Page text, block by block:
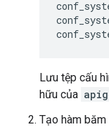
Lưu tệp cấu
hữu của
Tạo hàm